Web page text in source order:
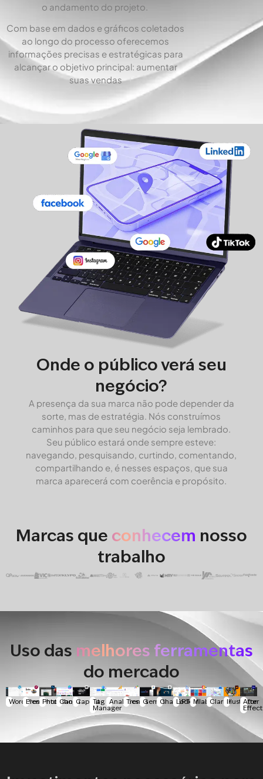
o andamento do projeto.
Com base em dados e gráficos coletados
ao longo do processo oferecemos
informações precisas e estratégicas para
alcançar o objetivo principal: aumentar
suas vendas
Onde o público verá seu
negócio?
A presença da sua marca não pode depender da
sorte, mas de estratégia. Nós construímos
caminhos para que seu negócio seja lembrado.
Seu público estará onde sempre esteve:
navegando, pesquisando, curtindo, comentando,
compartilhando e, é nesses espaços, que sua
marca aparecerá com coerência e propósito.
Marcas que conhecem nosso
trabalho
Uso das melhores ferramentas
do mercado
WordPressElementorPhotoshop
CanvaCapcut
Tag
Manager
Analytics
TrendsGeminiChatGPT
LookerMlabsClarityIllustrator
After